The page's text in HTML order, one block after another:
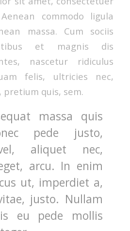
commodo ligula
massa. Cum sociis
et magnis dis
nascetur ridiculus
felis, ultricies nec,
pretium quis, sem.
massa quis
pede justo,
aliquet nec,
arcu. In enim
ut, imperdiet a,
justo. Nullam
eu pede mollis